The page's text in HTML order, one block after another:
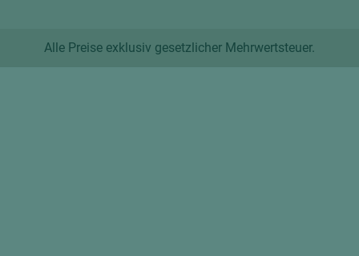
Alle Preise exklusiv gesetzlicher Mehrwertsteuer.